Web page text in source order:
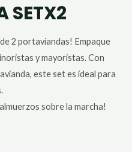
SETX2
2 portaviandas! Empaque
y mayoristas. Con
este set es ideal para
sobre la marcha!